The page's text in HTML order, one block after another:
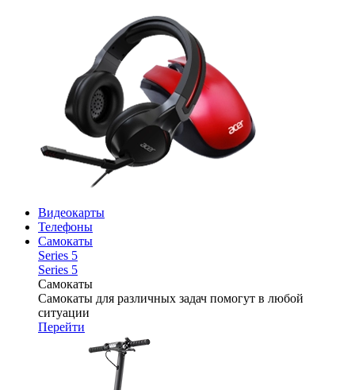
Видеокарты
Телефоны
Самокаты
Series 5
Series 5
Самокаты
Самокаты для различных задач помогут в любой
ситуации
Перейти